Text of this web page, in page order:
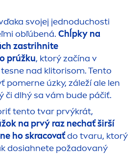
svojej jednoduchosti
obľúbená. Chĺpky na
zastrihnite
prúžku, ktorý začína v
nad klitorisom. Tento
pomerne úzky, záleží ale len
či dlhý sa vám bude páčiť.
tento tvar prvýkrát,
na prvý raz nechať širší
ho skracovaťdo tvaru, ktorý
dosiahnete požadovaný